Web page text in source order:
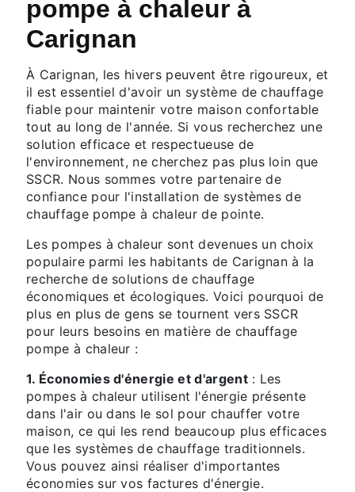
pompe à chaleur à
Carignan
À Carignan, les hivers peuvent être rigoureux, et
il est essentiel d'avoir un système de chauffage
fiable pour maintenir votre maison confortable
tout au long de l'année. Si vous recherchez une
solution efficace et respectueuse de
l'environnement, ne cherchez pas plus loin que
SSCR. Nous sommes votre partenaire de
confiance pour l'installation de systèmes de
chauffage pompe à chaleur de pointe.
Les pompes à chaleur sont devenues un choix
populaire parmi les habitants de Carignan à la
recherche de solutions de chauffage
économiques et écologiques. Voici pourquoi de
plus en plus de gens se tournent vers SSCR
pour leurs besoins en matière de chauffage
pompe à chaleur :
1. Économies d'énergie et d'argent: Les
pompes à chaleur utilisent l'énergie présente
dans l'air ou dans le sol pour chauffer votre
maison, ce qui les rend beaucoup plus efficaces
que les systèmes de chauffage traditionnels.
Vous pouvez ainsi réaliser d'importantes
économies sur vos factures d'énergie.